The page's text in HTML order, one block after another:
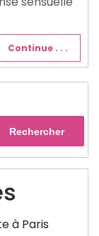
Continue . . .
Rechercher
à Paris